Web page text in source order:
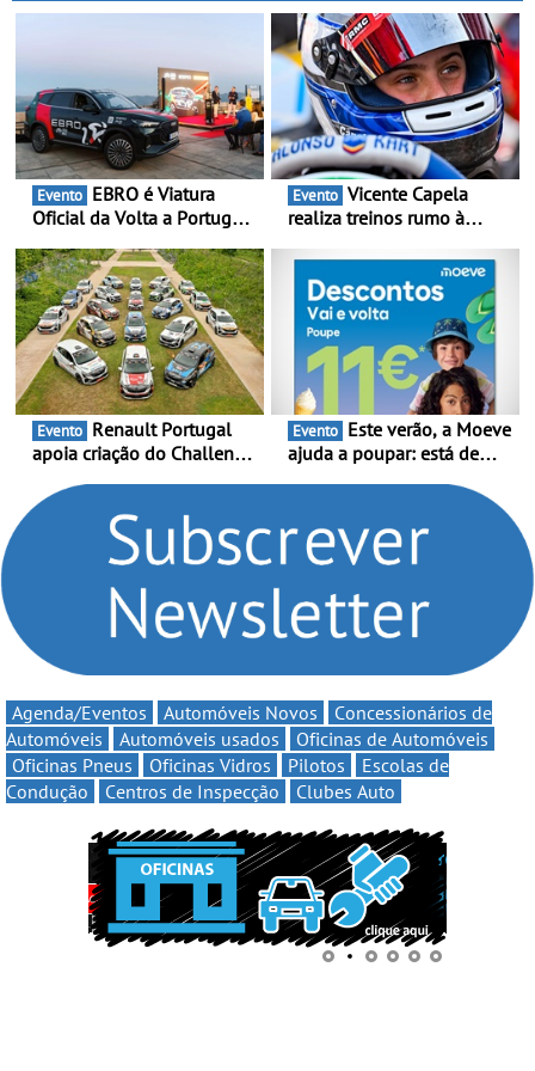
lançamento, os primeiros
manutenção incluída
aftermarket - Reforço do
portefólio e melhoria dos
prazos reduzem tempo de
imobilização das viaturas
Evento
Oficial da Volta a Portugal
presença nacional ao lado
da mítica prova de ciclismo
e leva a sua gama SUV
multi-energia às estradas
de Portugal
Evento
realiza treinos rumo à
Portugal Karting e mira boa
estreia - O Campeonato
Portugal Karting 2026
decorre entre 1 de Março e
6 de Setembro
Evento
apoia criação do Challenge
compromisso com o
automobilismo nacional
continua em 2026
Evento
ajuda a poupar: está de
Volta” com descontos de
Agenda/Eventos Automóveis Novos
Concessionários de
Automóveis
Automóveis usados
Oficinas de Automóveis
Oficinas Pneus
Oficinas Vidros Pilotos
Escolas de
Condução
Centros de Inspecção Clubes Auto